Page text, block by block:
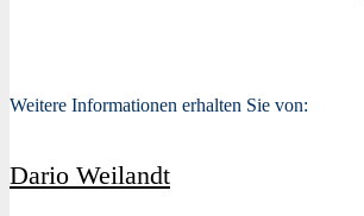
Weitere Informationen erhalten Sie von:
Dario Weilandt